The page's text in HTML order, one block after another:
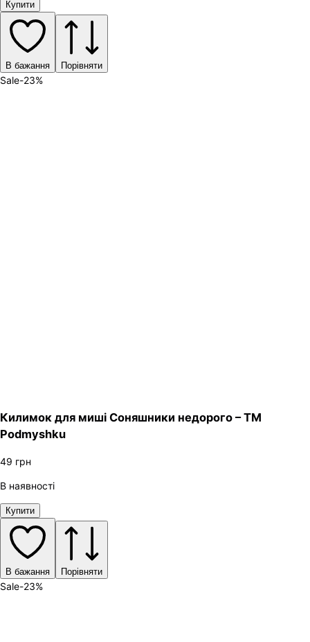
Купити
В бажання Порівняти
Sale-23%
Килимок для миші Соняшники недорого – ТМ
Podmyshku
49 грн
В наявності
Купити
В бажання Порівняти
Sale-23%